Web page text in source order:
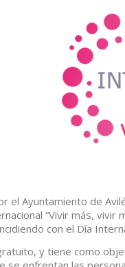
el Ayuntamiento de
“Vivir más,
con el Día
y tiene como